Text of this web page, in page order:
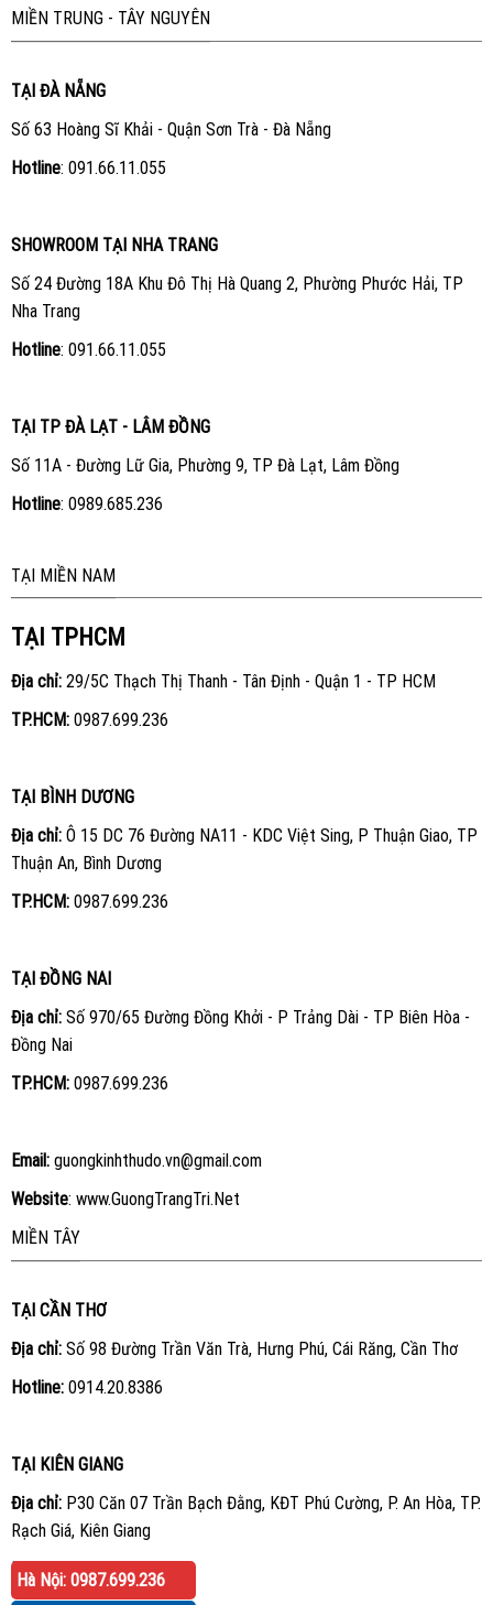
MIỀN TRUNG - TÂY NGUYÊN
TẠI ĐÀ NẴNG
Số 63 Hoàng Sĩ Khải - Quận Sơn Trà - Đà Nẵng
Hotline: 091.66.11.055
SHOWROOM TẠI NHA TRANG
Số 24 Đường 18A Khu Đô Thị Hà Quang 2, Phường Phước Hải, TP
Nha Trang
Hotline: 091.66.11.055
TẠI TP ĐÀ LẠT - LÂM ĐỒNG
Số 11A - Đường Lữ Gia, Phường 9, TP Đà Lạt, Lâm Đồng
Hotline: 0989.685.236
TẠI MIỀN NAM
TẠI TPHCM
Địa chỉ:29/5C Thạch Thị Thanh - Tân Định - Quận 1 - TP HCM
TP.HCM: 0987.699.236
TẠI BÌNH DƯƠNG
Địa chỉ:Ô 15 DC 76 Đường NA11 - KDC Việt Sing, P Thuận Giao, TP
Thuận An, Bình Dương
TP.HCM: 0987.699.236
TẠI ĐỒNG NAI
Địa chỉ:Số 970/65 Đường Đồng Khởi - P Trảng Dài - TP Biên Hòa -
Đồng Nai
TP.HCM: 0987.699.236
Email:guongkinhthudo.vn@gmail.com
Website: www.GuongTrangTri.Net
MIỀN TÂY
TẠI CẦN THƠ
Địa chỉ:Số 98 Đường Trần Văn Trà, Hưng Phú, Cái Răng, Cần Thơ
Hotline: 0914.20.8386
TẠI KIÊN GIANG
Địa chỉ:P30 Căn 07 Trần Bạch Đằng, KĐT Phú Cường, P. An Hòa, TP.
Rạch Giá, Kiên Giang
Hotline: 0914.20.8386
Hà Nội: 0987.699.236